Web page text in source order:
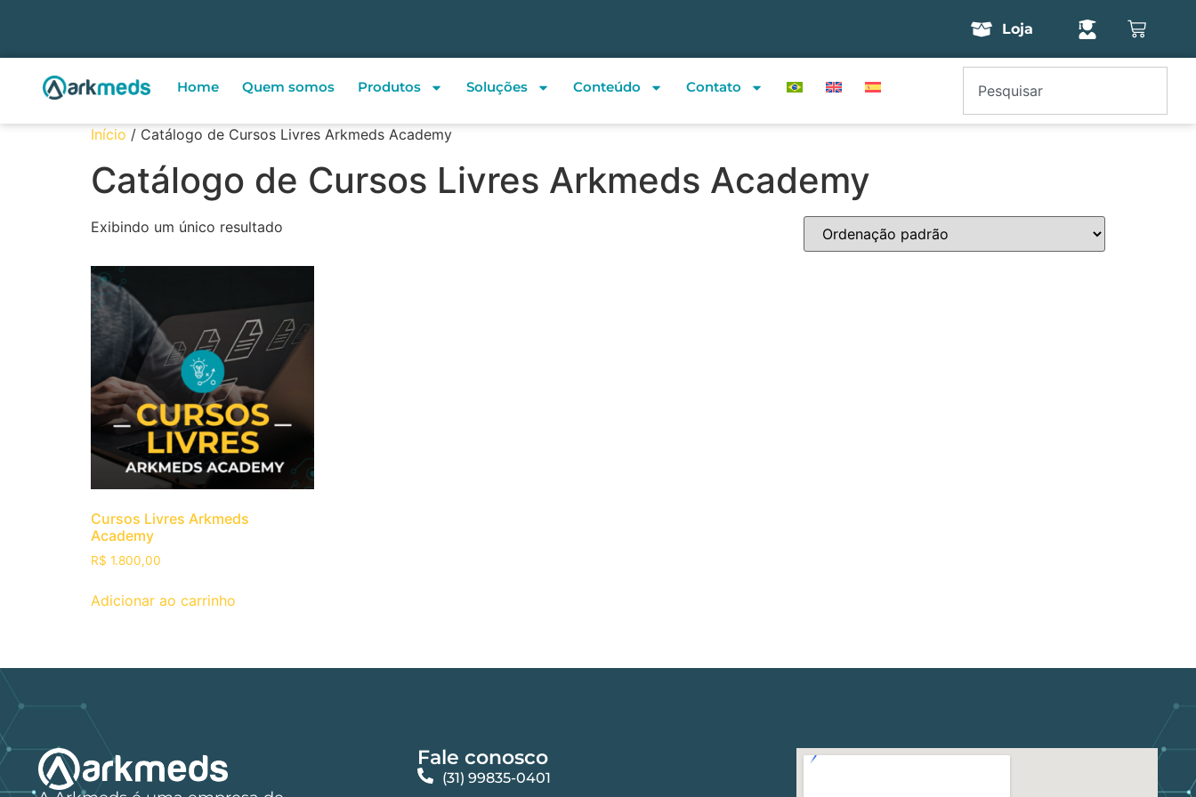
Loja
Home Quem somos Produtos Soluções Conteúdo Contato
Início / Catálogo de Cursos Livres Arkmeds Academy
Catálogo de Cursos Livres Arkmeds Academy
Exibindo um único resultado
Cursos Livres Arkmeds
Academy
R$ 1.800,00
Adicionar ao carrinho
Fale conosco
(31) 99835-0401